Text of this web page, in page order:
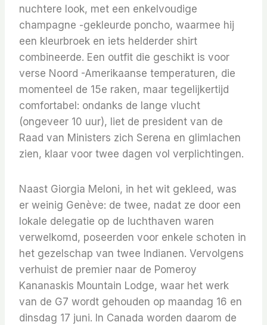
nuchtere look, met een enkelvoudige
champagne -gekleurde poncho, waarmee hij
een kleurbroek en iets helderder shirt
combineerde. Een outfit die geschikt is voor
verse Noord -Amerikaanse temperaturen, die
momenteel de 15e raken, maar tegelijkertijd
comfortabel: ondanks de lange vlucht
(ongeveer 10 uur), liet de president van de
Raad van Ministers zich Serena en glimlachen
zien, klaar voor twee dagen vol verplichtingen.
Naast Giorgia Meloni, in het wit gekleed, was
er weinig Genève: de twee, nadat ze door een
lokale delegatie op de luchthaven waren
verwelkomd, poseerden voor enkele schoten in
het gezelschap van twee Indianen. Vervolgens
verhuist de premier naar de Pomeroy
Kananaskis Mountain Lodge, waar het werk
van de G7 wordt gehouden op maandag 16 en
dinsdag 17 juni. In Canada worden daarom de